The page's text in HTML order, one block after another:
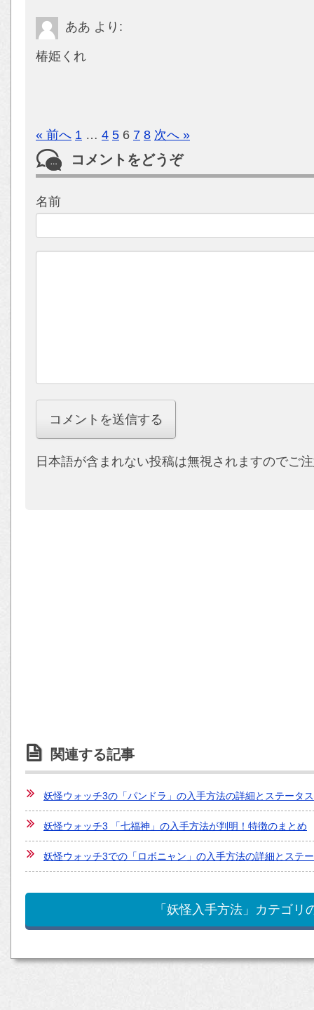
ああ より:
椿姫くれ
« 前へ 1 … 4 5 6 7 8 次へ »
コメントをどうぞ
名前
日本語が含まれない投稿は無視されますのでご
関連する記事
妖怪ウォッチ3の「パンドラ」の入手方法の詳細とステータ
妖怪ウォッチ3 「七福神」の入手方法が判明！特徴のまとめ
妖怪ウォッチ3での「ロボニャン」の入手方法の詳細とステ
「妖怪入手方法」カテゴリ